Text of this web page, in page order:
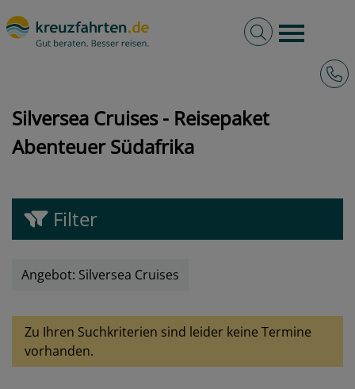
Burger
Volltextsuche
Silversea Cruises - Reisepaket Abenteuer Südafrika
Silversea Cruises - Reisepaket
Abenteuer Südafrika
Filter
Angebot: Silversea Cruises
Zu Ihren Suchkriterien sind leider keine Termine
vorhanden.